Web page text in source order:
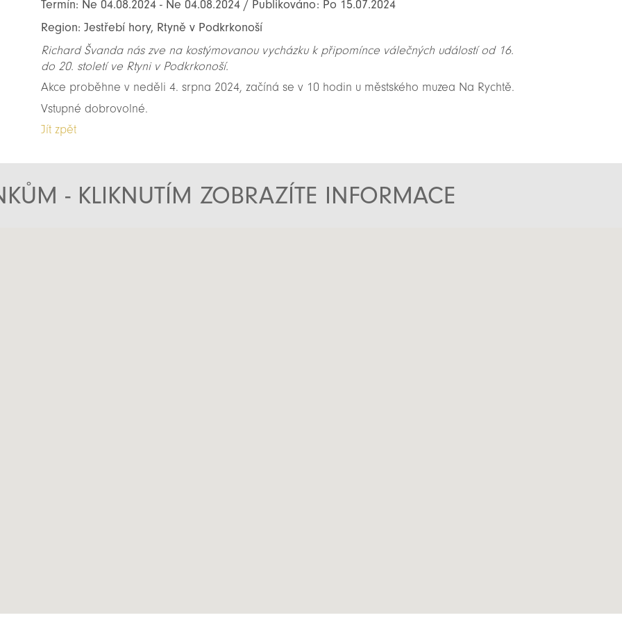
Termín: Ne 04.08.2024 - Ne 04.08.2024 / Publikováno: Po 15.07.2024
Region: Jestřebí hory, Rtyně v Podkrkonoší
Richard Švanda nás zve na kostýmovanou vycházku k připomínce válečných událostí od 16.
do 20. století ve Rtyni v Podkrkonoší.
Akce proběhne v neděli 4. srpna 2024, začíná se v 10 hodin u městského muzea Na Rychtě.
Vstupné dobrovolné.
Jít zpět
- KLIKNUTÍM ZOBRAZÍTE INFORMACE